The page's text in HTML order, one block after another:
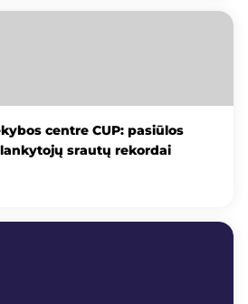
centre CUP: pasiūlos
srautų rekordai